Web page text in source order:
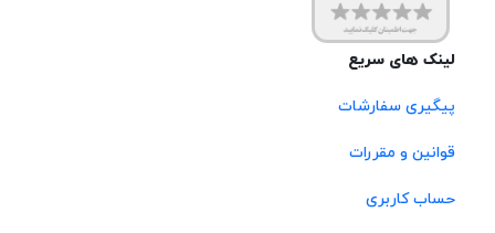
لینک های سریع
پیگیری سفارشات
قوانین و مقررات
حساب کاربری